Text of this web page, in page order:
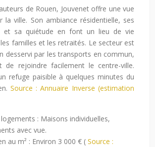
de Rouen, Jouvenet offre une vue
la ville. Son ambiance résidentielle, ses
et sa quiétude en font un lieu de vie
familles et les retraités. Le secteur est
desservi par les transports en commun,
de rejoindre facilement le centre-ville.
refuge paisible à quelques minutes du
Source : Annuaire Inverse (estimation
: Maisons individuelles,
avec vue.
au m² : Environ 3 000 € ( Source :